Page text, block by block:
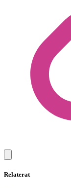
Relaterat